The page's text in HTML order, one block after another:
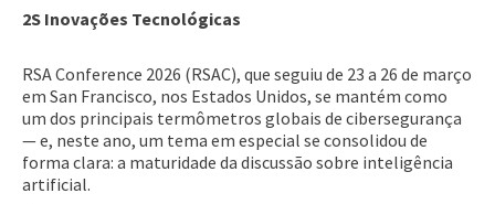
2S Inovações Tecnológicas
RSA Conference 2026 (RSAC), que seguiu de 23 a 26 de março
em San Francisco, nos Estados Unidos, se mantém como
um dos principais termômetros globais de cibersegurança
— e, neste ano, um tema em especial se consolidou de
forma clara: a maturidade da discussão sobre inteligência
artificial.